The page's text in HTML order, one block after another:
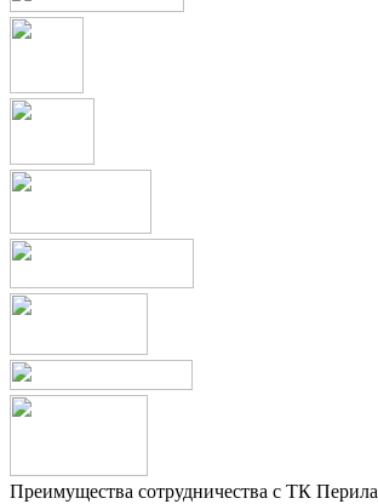
Преимущества сотрудничества с ТК Перила